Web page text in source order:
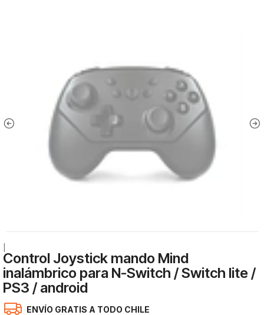
Control Joystick mando Mind
inalámbrico para N-Switch / Switch lite /
PS3 / android
ENVÍO GRATIS A TODO CHILE